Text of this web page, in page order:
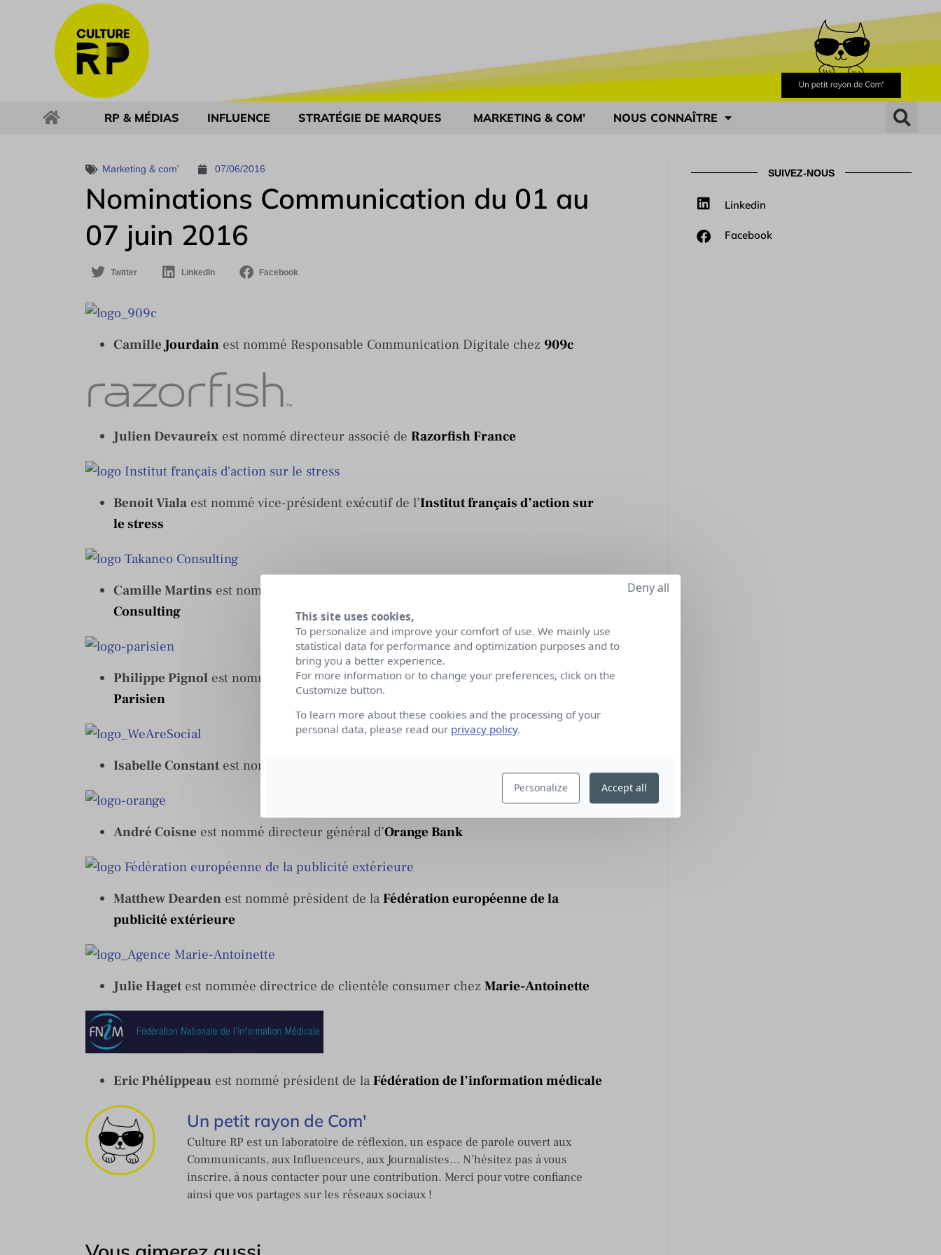
RP & MÉDIAS INFLUENCE STRATÉGIE DE MARQUES MARKETING & COM’ NOUS CONNAÎTRE
Marketing & com' 07/06/2016
Nominations Communication du 01 au
07 juin 2016
Twitter LinkedIn Facebook
Camille Jourdain est nommé Responsable Communication Digitale chez 909c
Julien Devaureix est nommé directeur associé de Razorfish France
Benoit Viala est nommé vice-président exécutif de l’Institut français d’action sur
le stress
Camille Martins est nommée PR et communications manager chez
Consulting
Philippe Pignol est nommé directeur général adjoint de Team Media en charge du
Parisien
Isabelle Constant est nommée directrice générale adjointe de
André Coisne est nommé directeur général d’Orange Bank
Matthew Dearden est nommé président de la Fédération européenne de la
publicité extérieure
Julie Hagetest nommée directrice de clientèle consumer chez Marie-Antoinette
Eric Phélippeau est nommé président de la Fédération de l’information médicale
Un petit rayon de Com'
Culture RP est un laboratoire de réflexion, un espace de parole ouvert aux
Communicants, aux Influenceurs, aux Journalistes… N’hésitez pas à vous
inscrire, à nous contacter pour une contribution. Merci pour votre confiance
ainsi que vos partages sur les réseaux sociaux !
SUIVEZ-NOUS
Linkedin
Facebook
This site uses cookies,
To personalize and improve your comfort of use. We mainly use
statistical data for performance and optimization purposes and to
bring you a better experience.
For more information or to change your preferences, click on the
Customize button.
To learn more about these cookies and the processing of your
personal data, please read our privacy policy.
Personalize
Deny all
Accept all